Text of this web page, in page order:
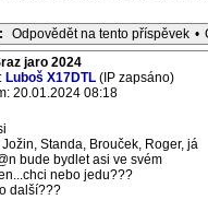
Odpovědět na tento příspěvek •
jaro 2024
Luboš X17DTL (IP zapsáno)
20.01.2024 08:18
Standa, Brouček, Roger, já
bude bydlet asi ve svém
nebo jedu???
další???